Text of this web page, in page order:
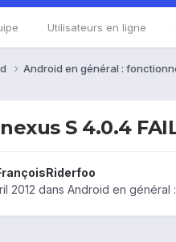
Utilisateurs en ligne
Android en général :
S 4.0.4
2012 dans Android en général